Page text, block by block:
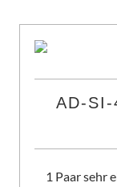
AD-SI-
1 Paar sehr